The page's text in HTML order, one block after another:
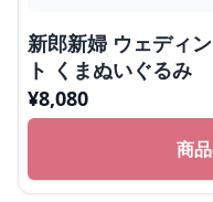
新郎新婦 ウェディ
ト くまぬいぐるみ
¥8,080
商